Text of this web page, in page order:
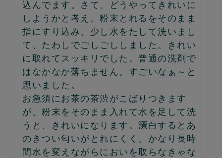
込んでます。さて、どうやってきれいに
しようかと考え、粉末とれるをそのまま
指にすり込み、少し水をたして洗いまし
て、たわしでごしごししました。きれい
に取れてスッキリでした。普通の洗剤で
はなかなか落ちません。すごいなぁ～と
思いました。
お急須にお茶の茶渋がこばりつきます
が、粉末をそのまま入れて水を足して洗
うと、きれいになります。漂白するとあ
のきつい匂いがとれにくく、かなり長時
間水を変えながらにおいを取らなきゃな